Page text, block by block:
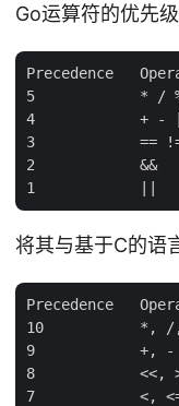
Go运算符的优先
Precedence
5            * / %
4            + -
3            == !=
2            &&
将其与基于C的语
Precedence
10           *, /,
9            +, -
8            <<,
7            <,